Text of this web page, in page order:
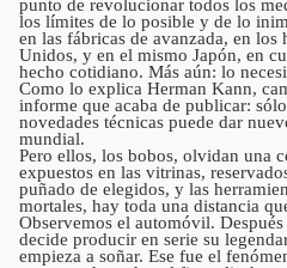
punto de revolucionar todos los
los límites de lo posible y de lo
en las fábricas de avanzada, en los
Unidos, y en el mismo Japón, en
hecho cotidiano. Más aún: lo
Como lo explica Herman Kann,
informe que acaba de publicar:
novedades técnicas puede dar
mundial.
Pero ellos, los bobos, olvidan una
expuestos en las vitrinas,
puñado de elegidos, y las
mortales, hay toda una distancia
Observemos el automóvil.
decide producir en serie su
empieza a soñar. Ese fue el